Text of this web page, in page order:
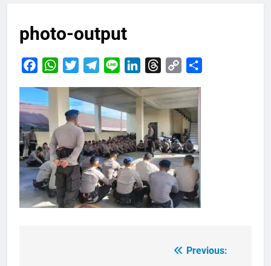
photo-output
FacebookWhatsApp
TwitterTelegram
Line LinkedInThreads
Copy
Previous: